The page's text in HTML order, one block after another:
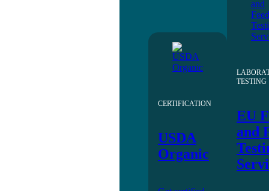
CERTIFICATION
USDA
Organic
TESTING
EU
and